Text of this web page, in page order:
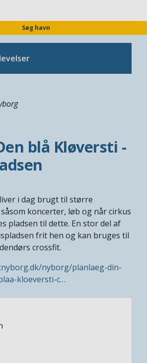
Søg havn
blå Kløversti -
i dag brugt til større
koncerter, løb og når cirkus
pladsen til dette. En stor del af
frit hen og kan bruges til
crossfit.
nyborg/planlaeg-din-
kloeversti-c…